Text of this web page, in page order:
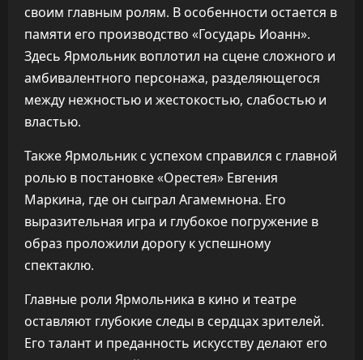
своим главным ролям. В особенности остается в
памяти его производство «Государь Иоанн».
Здесь Ярмольник воплотил на сцене сложного и
амбивалентного персонажа, разделяющегося
между нежностью и жестокостью, слабостью и
властью.
Также Ярмольник с успехом справился с главной
ролью в постановке «Орестея» Евгения
Маркина, где он сыграл Агамемнона. Его
выразительная игра и глубокое погружение в
образ проложили дорогу к успешному
спектаклю.
Главные роли Ярмольника в кино и театре
оставляют глубокие следы в сердцах зрителей.
Его талант и преданность искусству делают его